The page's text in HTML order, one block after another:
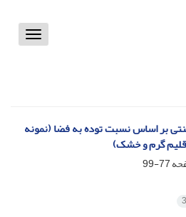
Toggle
بر اساس نسبت توده به فضا (نمونه
گرم و خشک)
77-99